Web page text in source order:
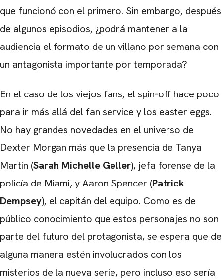
que funcionó con el primero. Sin embargo, después
de algunos episodios, ¿podrá mantener a la
audiencia el formato de un villano por semana con
un antagonista importante por temporada?
En el caso de los viejos fans, el spin-off hace poco
para ir más allá del fan service y los easter eggs.
No hay grandes novedades en el universo de
Dexter Morgan más que la presencia de Tanya
Martin (Sarah Michelle Geller), jefa forense de la
policía de Miami, y Aaron Spencer (Patrick
Dempsey), el capitán del equipo. Como es de
público conocimiento que estos personajes no son
parte del futuro del protagonista, se espera que de
alguna manera estén involucrados con los
misterios de la nueva serie, pero incluso eso sería